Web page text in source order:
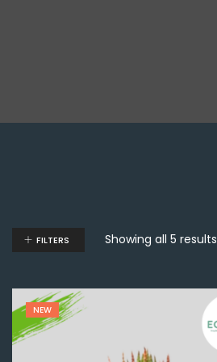
Showing all 5 results
FILTERS
NEW